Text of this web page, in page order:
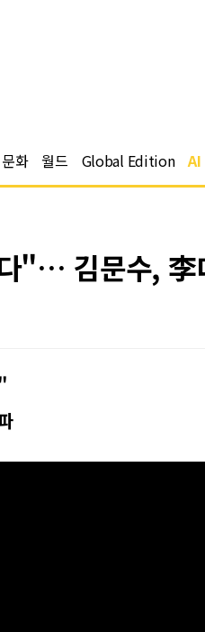
문화 월드 Global Edition
"… 김문수, 李